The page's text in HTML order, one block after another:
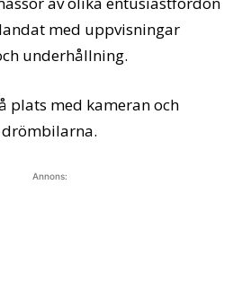
med uppvisningar
underhållning.
plats med kameran och
Annons: